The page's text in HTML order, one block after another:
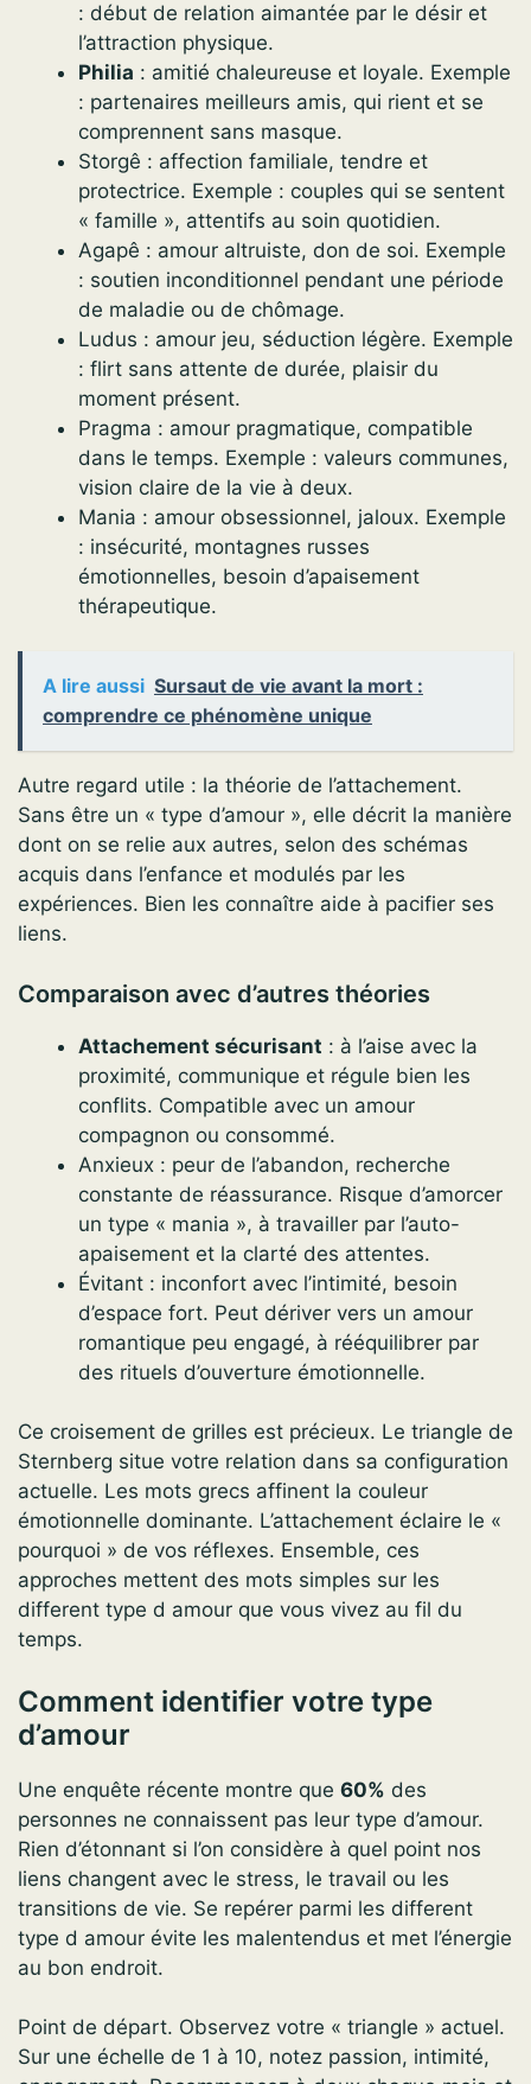
: début de relation aimantée par le désir et
l’attraction physique.
Philia : amitié chaleureuse et loyale. Exemple
: partenaires meilleurs amis, qui rient et se
comprennent sans masque.
Storgê : affection familiale, tendre et
protectrice. Exemple : couples qui se sentent
« famille », attentifs au soin quotidien.
Agapê : amour altruiste, don de soi. Exemple
: soutien inconditionnel pendant une période
de maladie ou de chômage.
Ludus : amour jeu, séduction légère. Exemple
: flirt sans attente de durée, plaisir du
moment présent.
Pragma : amour pragmatique, compatible
dans le temps. Exemple : valeurs communes,
vision claire de la vie à deux.
Mania : amour obsessionnel, jaloux. Exemple
: insécurité, montagnes russes
émotionnelles, besoin d’apaisement
thérapeutique.
A lire aussi Sursaut de vie avant la mort :
comprendre ce phénomène unique
Autre regard utile : la théorie de l’attachement.
Sans être un « type d’amour », elle décrit la manière
dont on se relie aux autres, selon des schémas
acquis dans l’enfance et modulés par les
expériences. Bien les connaître aide à pacifier ses
liens.
Comparaison avec d’autres théories
Attachement sécurisant : à l’aise avec la
proximité, communique et régule bien les
conflits. Compatible avec un amour
compagnon ou consommé.
Anxieux : peur de l’abandon, recherche
constante de réassurance. Risque d’amorcer
un type « mania », à travailler par l’auto-
apaisement et la clarté des attentes.
Évitant : inconfort avec l’intimité, besoin
d’espace fort. Peut dériver vers un amour
romantique peu engagé, à rééquilibrer par
des rituels d’ouverture émotionnelle.
Ce croisement de grilles est précieux. Le triangle de
Sternberg situe votre relation dans sa configuration
actuelle. Les mots grecs affinent la couleur
émotionnelle dominante. L’attachement éclaire le «
pourquoi » de vos réflexes. Ensemble, ces
approches mettent des mots simples sur les
different type d amour que vous vivez au fil du
temps.
Comment identifier votre type
d’amour
Une enquête récente montre que 60% des
personnes ne connaissent pas leur type d’amour.
Rien d’étonnant si l’on considère à quel point nos
liens changent avec le stress, le travail ou les
transitions de vie. Se repérer parmi les different
type d amour évite les malentendus et met l’énergie
au bon endroit.
Point de départ. Observez votre « triangle » actuel.
Sur une échelle de 1 à 10, notez passion, intimité,